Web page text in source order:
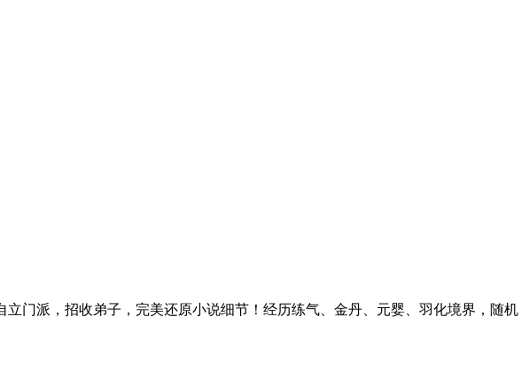
门派，招收弟子，完美还原小说细节！经历练气、金丹、元婴、羽化境界，随机